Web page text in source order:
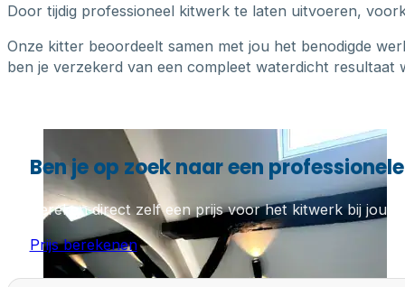
Door tijdig professioneel kitwerk te laten uitvoeren,
Onze kitter beoordeelt samen met jou het benodigde
ben je verzekerd van een compleet waterdicht resultaat
Ben je op zoek naar een
Bereken direct zelf een prijs voor het kitwerk bij jou
Prijs berekenen